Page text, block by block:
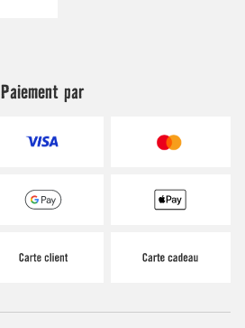
Paiement par